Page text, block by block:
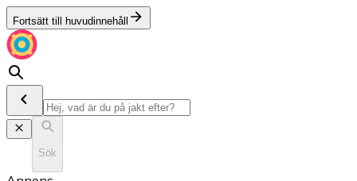
Fortsätt till huvudinnehåll
Sök